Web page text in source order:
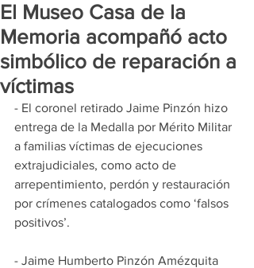
El Museo Casa de la
Memoria acompañó acto
simbólico de reparación a
víctimas
- El coronel retirado Jaime Pinzón hizo
entrega de la Medalla por Mérito Militar
a familias víctimas de ejecuciones
extrajudiciales, como acto de
arrepentimiento, perdón y restauración
por crímenes catalogados como ‘falsos
positivos’.
- Jaime Humberto Pinzón Amézquita